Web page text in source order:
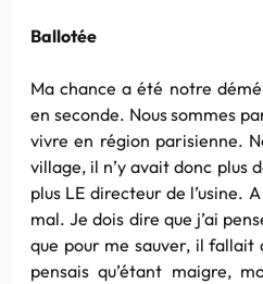
Ballotée
Ma chance a été notre
en seconde. Nous sommes
vivre en région parisienne.
village, il n’y avait donc plus
plus LE directeur de l’usine.
mal. Je dois dire que j’ai
que pour me sauver, il fallait
pensais qu’étant maigre,